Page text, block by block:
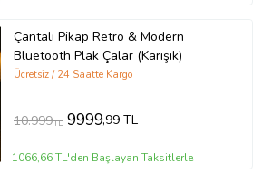
Çantalı Pikap Retro & Modern
Bluetooth Plak Çalar (Karışık)
Ücretsiz / 24 Saatte Kargo
10.999TL 9999,99 TL
1066,66 TL'den Başlayan Taksitlerle